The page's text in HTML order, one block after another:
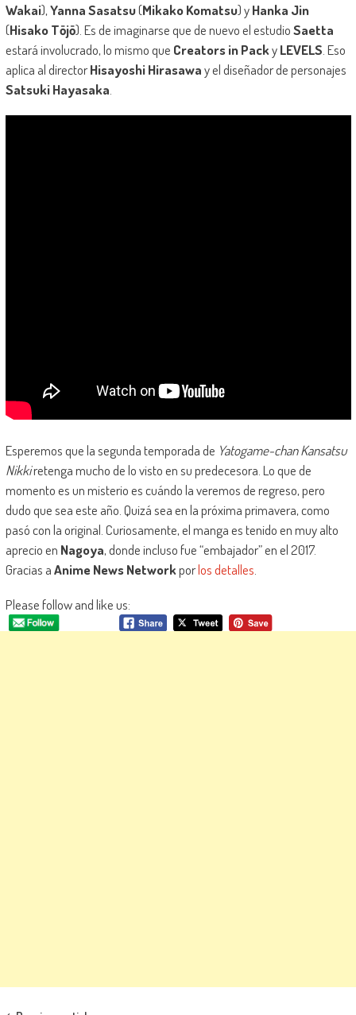
Wakai),Yanna Sasatsu(Mikako Komatsu) yHanka Jin
(Hisako Tōjō). Es de imaginarse que de nuevo el estudioSaetta
estará involucrado, lo mismo que Creators in PackyLEVELS . Eso
aplica al directorHisayoshi Hirasaway el diseñador de personajes
Satsuki Hayasaka
Esperemos que la segunda temporada de Yatogame-chan Kansatsu
Nikkiretenga mucho de lo visto en su predecesora. Lo que de
momento es un misterio es cuándo la veremos de regreso, pero
dudo que sea este año. Quizá sea en la próxima primavera, como
pasó con la original. Curiosamente, el manga es tenido en muy alto
aprecio en Nagoya, donde incluso fue “embajador” en el 2017.
Gracias aAnime News Networkporlos detalles
Please follow and like us: